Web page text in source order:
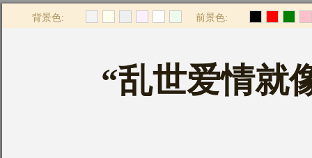
背景色: 前景色:
“乱世爱情就